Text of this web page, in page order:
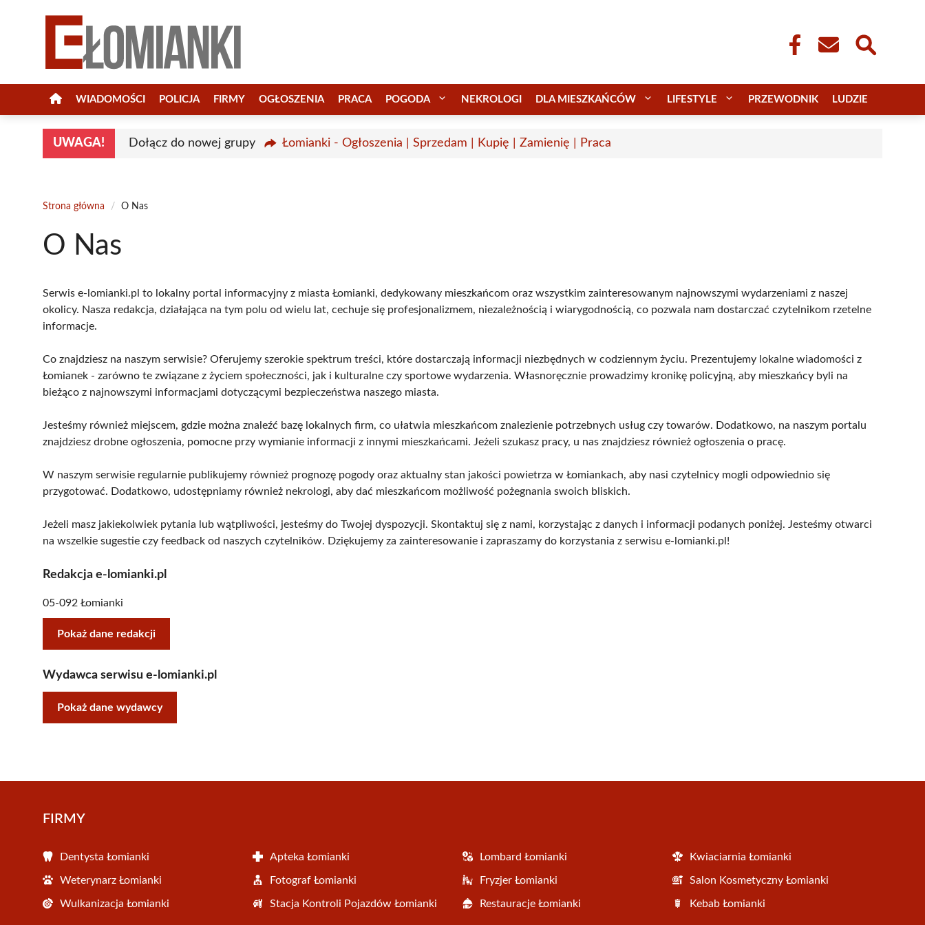
WIADOMOŚCI POLICJA FIRMY OGŁOSZENIA PRACA POGODA NEKROLOGI DLA MIESZKAŃCÓW LIFESTYLE PRZEWODNIK LUDZIE
UWAGA! Dołącz do nowej grupy Łomianki - Ogłoszenia | Sprzedam | Kupię | Zamienię | Praca
Strona główna / O Nas
O Nas
Serwis e-lomianki.pl to lokalny portal informacyjny z miasta Łomianki, dedykowany mieszkańcom oraz wszystkim zainteresowanym najnowszymi wydarzeniami z naszej
okolicy. Nasza redakcja, działająca na tym polu od wielu lat, cechuje się profesjonalizmem, niezależnością i wiarygodnością, co pozwala nam dostarczać czytelnikom rzetelne
informacje.
Co znajdziesz na naszym serwisie? Oferujemy szerokie spektrum treści, które dostarczają informacji niezbędnych w codziennym życiu. Prezentujemy lokalne wiadomości z
Łomianek - zarówno te związane z życiem społeczności, jak i kulturalne czy sportowe wydarzenia. Własnoręcznie prowadzimy kronikę policyjną, aby mieszkańcy byli na
bieżąco z najnowszymi informacjami dotyczącymi bezpieczeństwa naszego miasta.
Jesteśmy również miejscem, gdzie można znaleźć bazę lokalnych firm, co ułatwia mieszkańcom znalezienie potrzebnych usług czy towarów. Dodatkowo, na naszym portalu
znajdziesz drobne ogłoszenia, pomocne przy wymianie informacji z innymi mieszkańcami. Jeżeli szukasz pracy, u nas znajdziesz również ogłoszenia o pracę.
W naszym serwisie regularnie publikujemy również prognozę pogody oraz aktualny stan jakości powietrza w Łomiankach, aby nasi czytelnicy mogli odpowiednio się
przygotować. Dodatkowo, udostępniamy również nekrologi, aby dać mieszkańcom możliwość pożegnania swoich bliskich.
Jeżeli masz jakiekolwiek pytania lub wątpliwości, jesteśmy do Twojej dyspozycji. Skontaktuj się z nami, korzystając z danych i informacji podanych poniżej. Jesteśmy otwarci
na wszelkie sugestie czy feedback od naszych czytelników. Dziękujemy za zainteresowanie i zapraszamy do korzystania z serwisu e-lomianki.pl!
Redakcja e-lomianki.pl
05-092 Łomianki
Pokaż dane redakcji
Wydawca serwisu e-lomianki.pl
Pokaż dane wydawcy
FIRMY
Dentysta Łomianki Apteka Łomianki Lombard Łomianki Kwiaciarnia Łomianki
Weterynarz Łomianki Fotograf Łomianki Fryzjer Łomianki Salon Kosmetyczny Łomianki
Wulkanizacja Łomianki Stacja Kontroli Pojazdów Łomianki Restauracje Łomianki Kebab Łomianki